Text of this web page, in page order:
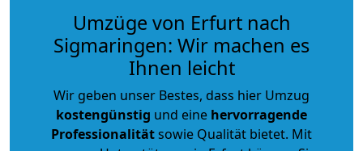
Umzüge von Erfurt nach
Sigmaringen: Wir machen es
Ihnen leicht
Wir geben unser Bestes, dass hier Umzug
kostengünstig und eine hervorragende
Professionalitätsowie Qualität bietet. Mit